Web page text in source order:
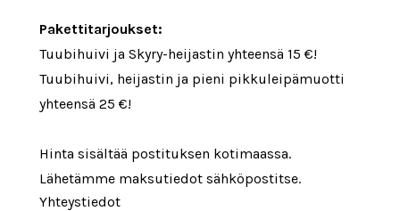
Pakettitarjoukset:
Tuubihuivi ja Skyry-heijastin yhteensä 15 €!
Tuubihuivi, heijastin ja pieni pikkuleipämuotti
yhteensä 25 €!
Hinta sisältää postituksen kotimaassa.
Lähetämme maksutiedot sähköpostitse.
Yhteystiedot